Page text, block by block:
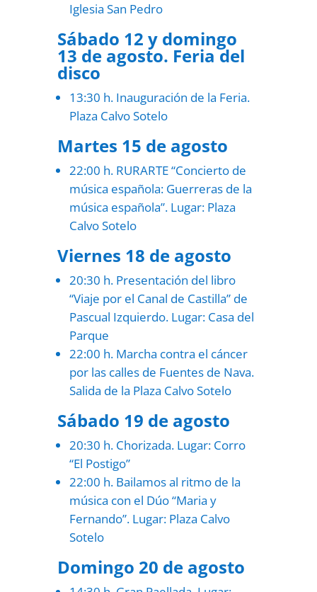
Iglesia San Pedro
Sábado 12 y domingo
13 de agosto. Feria del
disco
13:30 h. Inauguración de la Feria.
Plaza Calvo Sotelo
Martes 15 de agosto
22:00 h. RURARTE “Concierto de
música española: Guerreras de la
música española”. Lugar: Plaza
Calvo Sotelo
Viernes 18 de agosto
20:30 h. Presentación del libro
“Viaje por el Canal de Castilla” de
Pascual Izquierdo. Lugar: Casa del
Parque
22:00 h. Marcha contra el cáncer
por las calles de Fuentes de Nava.
Salida de la Plaza Calvo Sotelo
Sábado 19 de agosto
20:30 h. Chorizada. Lugar: Corro
“El Postigo”
22:00 h. Bailamos al ritmo de la
música con el Dúo “Maria y
Fernando”. Lugar: Plaza Calvo
Sotelo
Domingo 20 de agosto